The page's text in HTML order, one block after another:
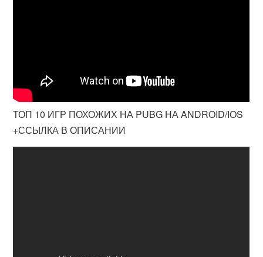
ТОП 10 ИГР ПОХОЖИХ НА PUBG НА ANDROID/IOS
+ССЫЛКА В ОПИСАНИИ